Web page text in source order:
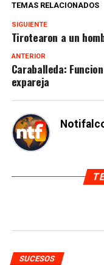
TEMAS RELACIONADOS
SIGUIENTE
Tirotearon a un
ANTERIOR
Caraballeda:
expareja
SUCESOS